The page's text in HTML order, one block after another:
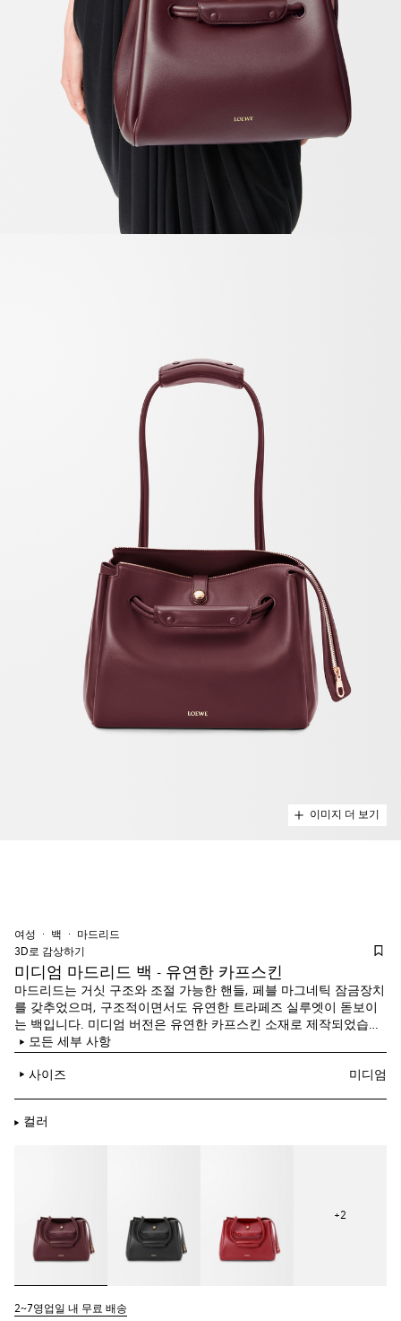
이미지 더 보기
여성 백
마드리드
3D로 감상하기
미디엄 마드리드 백 - 유연한 카프스킨
마드리드는 거싯 구조와 조절 가능한 핸들, 페블 마그네틱 잠금장치
를 갖추었으며, 구조적이면서도 유연한 트라페즈 실루엣이 돋보이
는 백입니다. 미디엄 버전은 유연한 카프스킨 소재로 제작되었습니
다. 모든 세부 사항
사이즈 미디엄
컬러
+2
2~7영업일 내 무료 배송